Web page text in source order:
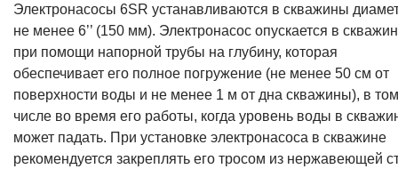
Электронасосы 6SR устанавливаются в скважины
не менее 6’’ (150 мм). Электронасос опускается в
при помощи напорной трубы на глубину, которая
обеспечивает его полное погружение (не менее 50 см от
поверхности воды и не менее 1 м от дна скважины), в том
числе во время его работы, когда уровень воды в
может падать. При установке электронасоса в скважине
рекомендуется закреплять его тросом из нержавеющей